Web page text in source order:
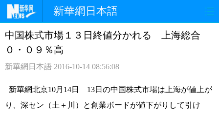
新華網日本語
ホームページ 政治 経済
観光 評論 写真
中日対訳
中国株式市場１３日終値分かれる 上海総合
０・０９％高
新華網日本語 2016-10-14 08:56:08
新華網北京10月14日 13日の中国株式市場は上海が値上が
り、深セン（土＋川）と創業ボードが値下がりして引け